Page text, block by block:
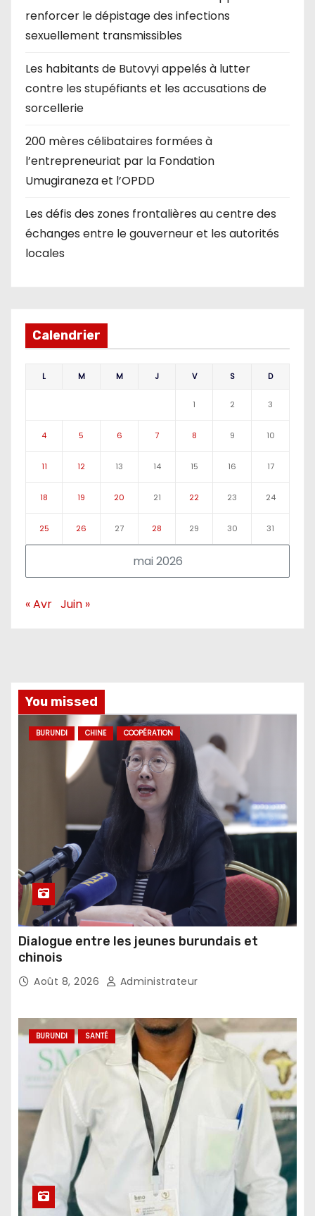
renforcer le dépistage des infections
sexuellement transmissibles
Les habitants de Butovyi appelés à lutter
contre les stupéfiants et les accusations de
sorcellerie
200 mères célibataires formées à
l’entrepreneuriat par la Fondation
Umugiraneza et l’OPDD
Les défis des zones frontalières au centre des
échanges entre le gouverneur et les autorités
locales
Calendrier
mai 2026
L M M J V S D
1 2 3
4 5 6 7 8 9 10
11 12 13 14 15 16 17
18 19 20 21 22 23 24
25 26 27 28 29 30 31
« Avr Juin »
You missed
BURUNDI CHINE COOPÉRATION
Dialogue entre les jeunes burundais et
chinois
Août 8, 2026 Administrateur
BURUNDI SANTÉ